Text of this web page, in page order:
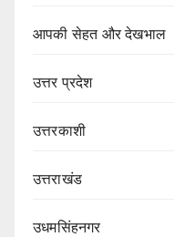
आपकी सेहत और देखभाल
उत्तर प्रदेश
उत्तरकाशी
उत्तराखंड
उधमसिंहनगर